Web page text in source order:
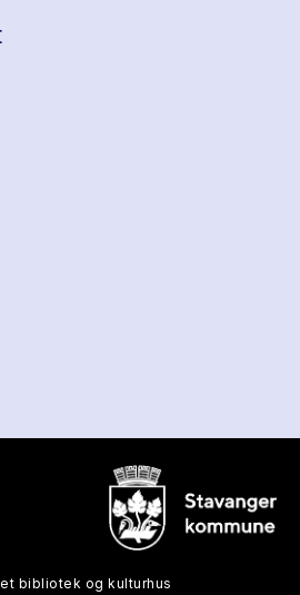
bibliotek og kulturhus